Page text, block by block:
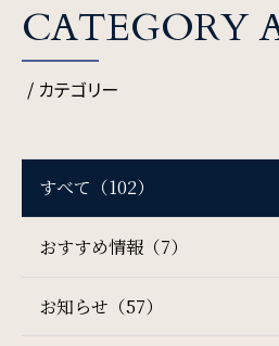
CATEGORY
/ カテゴリー
すべて（102）
おすすめ情報（7）
お知らせ（57）